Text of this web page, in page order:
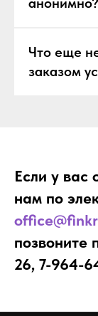
Что еще
заказом
Если у вас
нам по
позвоните
26, 7-964-